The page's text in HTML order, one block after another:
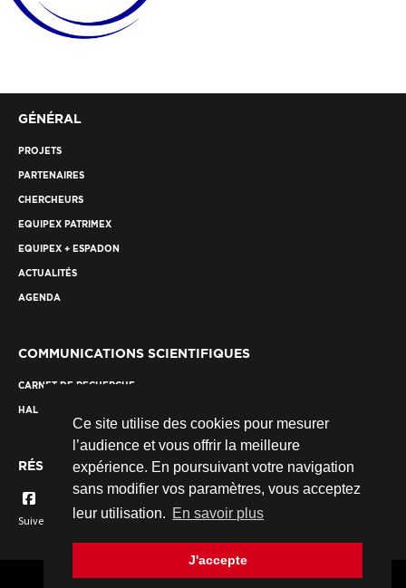
Ce site utilise des cookies pour mesurer
l’audience et vous offrir la meilleure
expérience. En poursuivant votre navigation
sans modifier vos paramètres, vous acceptez
leur utilisation. En savoir plus
J'accepte
GÉNÉRAL
PROJETS
PARTENAIRES
CHERCHEURS
EQUIPEX PATRIMEX
EQUIPEX + ESPADON
ACTUALITÉS
AGENDA
COMMUNICATIONS SCIENTIFIQUES
CARNET DE RECHERCHE
HAL
RÉSEAUX SOCIAUX
Suivez nous...